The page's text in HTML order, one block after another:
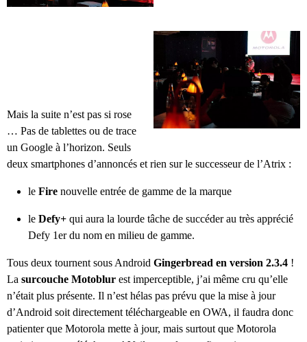
Mais la suite n’est pas si rose
… Pas de tablettes ou de trace
un Google à l’horizon. Seuls
deux smartphones d’annoncés et rien sur le successeur de l’Atrix :
le Fire nouvelle entrée de gamme de la marque
le Defy+ qui aura la lourde tâche de succéder au très apprécié
Defy 1er du nom en milieu de gamme.
Tous deux tournent sous Android Gingerbread en version 2.3.4 !
La surcouche Motoblur est imperceptible, j’ai même cru qu’elle
n’était plus présente. Il n’est hélas pas prévu que la mise à jour
d’Android soit directement téléchargeable en OWA, il faudra donc
patienter que Motorola mette à jour, mais surtout que Motorola